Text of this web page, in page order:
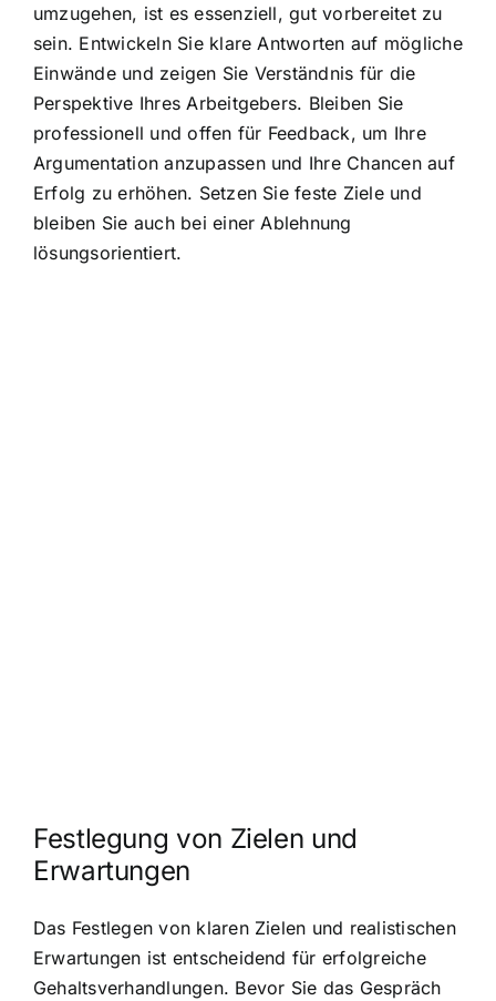
umzugehen, ist es essenziell, gut vorbereitet zu
sein. Entwickeln Sie klare Antworten auf mögliche
Einwände und zeigen Sie Verständnis für die
Perspektive Ihres Arbeitgebers. Bleiben Sie
professionell und offen für Feedback, um Ihre
Argumentation anzupassen und Ihre Chancen auf
Erfolg zu erhöhen. Setzen Sie feste Ziele und
bleiben Sie auch bei einer Ablehnung
lösungsorientiert.
Festlegung von Zielen und
Erwartungen
Das Festlegen von klaren Zielen und realistischen
Erwartungen ist entscheidend für erfolgreiche
Gehaltsverhandlungen. Bevor Sie das Gespräch